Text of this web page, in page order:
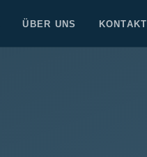
ÜBER UNS KONTAKT